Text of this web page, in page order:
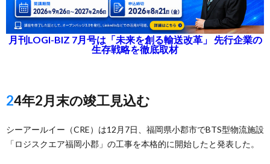
月刊LOGI-BIZ 7月号は「未来を創る輸送改革」 先行企業の
生存戦略を徹底取材
24年2月末の竣工見込む
シーアールイー（CRE）は12月7日、福岡県小郡市でBTS型物流施設
「ロジスクエア福岡小郡」の工事を本格的に開始したと発表した。